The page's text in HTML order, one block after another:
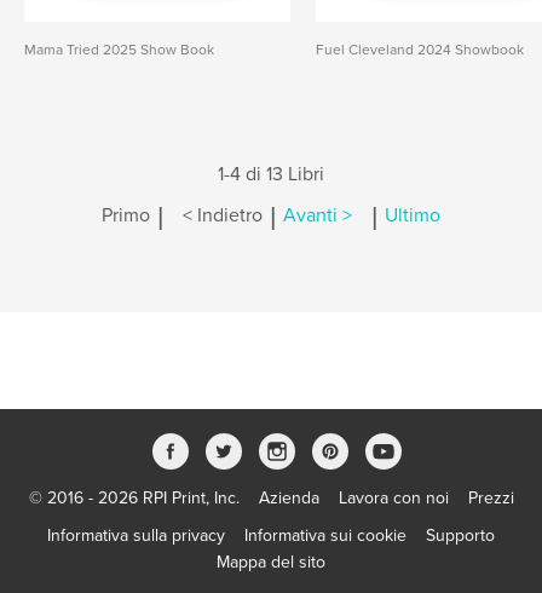
Mama Tried 2025 Show Book Fuel Cleveland 2024 Showbook
1-4 di 13 Libri
Primo | < Indietro | Avanti > | Ultimo
© 2016 - 2026 RPI Print, Inc. Azienda Lavora con noi
Prezzi
Informativa sulla privacy
Informativa sui cookie
Supporto
Mappa del sito